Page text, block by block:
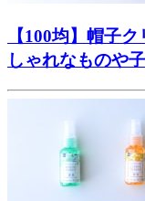
【100均】帽子
しゃれなものや